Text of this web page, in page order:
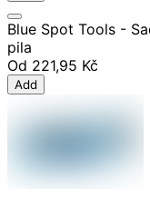
Blue Spot Tools -
pila
Od 221,95 Kč
Add